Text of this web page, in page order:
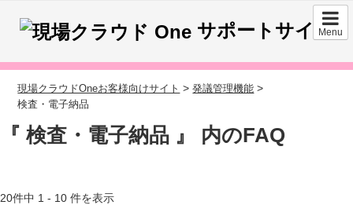
Menu
サポートサイト
現場クラウドOneお客様向けサイト >発議管理機能 >
検査・電子納品
『 検査・電子納品 』 内のFAQ
20件中 1 - 10 件を表示